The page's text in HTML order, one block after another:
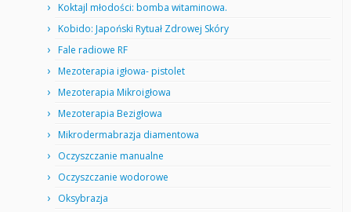
Koktajl młodości: bomba witaminowa.
Kobido: Japoński Rytuał Zdrowej Skóry
Fale radiowe RF
Mezoterapia igłowa- pistolet
Mezoterapia Mikroigłowa
Mezoterapia Bezigłowa
Mikrodermabrazja diamentowa
Oczyszczanie manualne
Oczyszczanie wodorowe
Oksybrazja